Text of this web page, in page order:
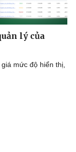
số lý của
mức độ hiển thị,